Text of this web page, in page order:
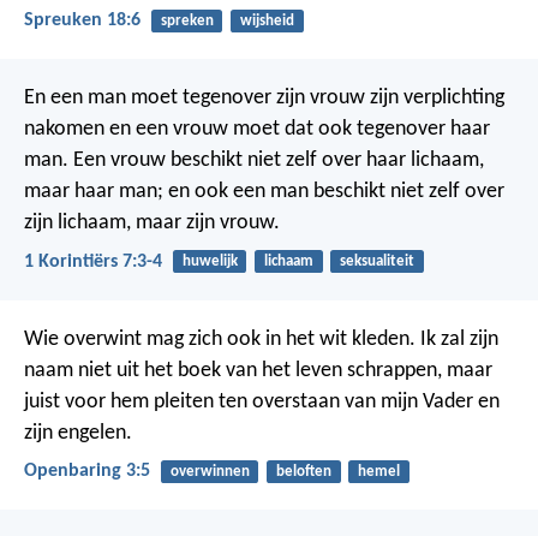
Spreuken 18:6 spreken wijsheid
En een man moet tegenover zijn vrouw zijn verplichting
nakomen en een vrouw moet dat ook tegenover haar
man. Een vrouw beschikt niet zelf over haar lichaam,
maar haar man; en ook een man beschikt niet zelf over
zijn lichaam, maar zijn vrouw.
1 Korintiërs 7:3-4 huwelijk lichaam seksualiteit
Wie overwint mag zich ook in het wit kleden. Ik zal zijn
naam niet uit het boek van het leven schrappen, maar
juist voor hem pleiten ten overstaan van mijn Vader en
zijn engelen.
Openbaring 3:5 overwinnen beloften hemel